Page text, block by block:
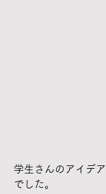
学生さんのアイデ
でした。